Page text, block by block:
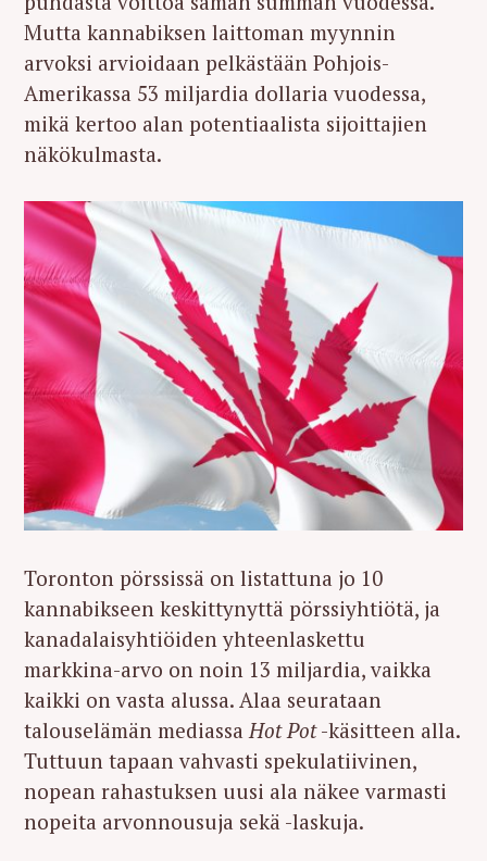
Mutta kannabiksen laittoman myynnin
arvoksi arvioidaan pelkästään Pohjois-
Amerikassa 53 miljardia dollaria vuodessa,
mikä kertoo alan potentiaalista sijoittajien
näkökulmasta.
Toronton pörssissä on listattuna jo 10
kannabikseen keskittynyttä pörssiyhtiötä, ja
kanadalaisyhtiöiden yhteenlaskettu
markkina-arvo on noin 13 miljardia, vaikka
kaikki on vasta alussa. Alaa seurataan
talouselämän mediassa Hot Pot-käsitteen alla.
Tuttuun tapaan vahvasti spekulatiivinen,
nopean rahastuksen uusi ala näkee varmasti
nopeita arvonnousuja sekä -laskuja.